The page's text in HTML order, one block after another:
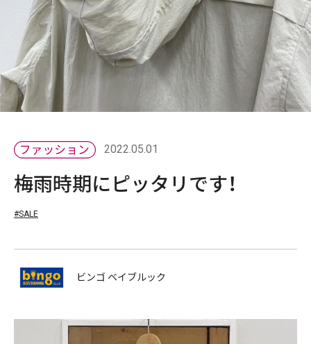
2022.05.01
梅雨時期にピッタリです！
#SALE
ビンゴ ベイブルック